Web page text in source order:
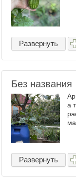
Развернуть
Без названия
а
Развернуть